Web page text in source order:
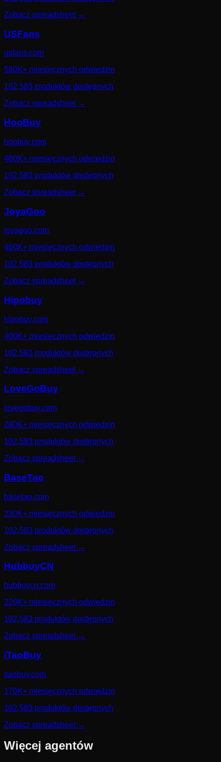
Zobacz spreadsheet→
USFans
usfans.com
580K+ miesięcznych odwiedzin
102,583 produktów dostępnych
Zobacz spreadsheet→
HooBuy
hoobuy.com
480K+ miesięcznych odwiedzin
102,583 produktów dostępnych
Zobacz spreadsheet→
JoyaGoo
joyagoo.com
460K+ miesięcznych odwiedzin
102,583 produktów dostępnych
Zobacz spreadsheet→
Hipobuy
hipobuy.com
400K+ miesięcznych odwiedzin
102,583 produktów dostępnych
Zobacz spreadsheet→
LoveGoBuy
lovegobuy.com
280K+ miesięcznych odwiedzin
102,583 produktów dostępnych
Zobacz spreadsheet→
BaseTao
basetao.com
230K+ miesięcznych odwiedzin
102,583 produktów dostępnych
Zobacz spreadsheet→
HubbuyCN
hubbuycn.com
220K+ miesięcznych odwiedzin
102,583 produktów dostępnych
Zobacz spreadsheet→
iTaoBuy
itaobuy.com
170K+ miesięcznych odwiedzin
102,583 produktów dostępnych
Zobacz spreadsheet→
Więcej agentów